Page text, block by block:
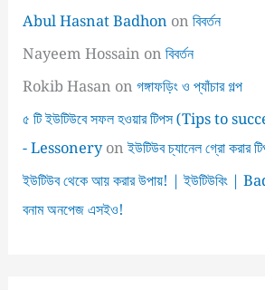
Abul Hasnat Badhon onবিবর্তন
Nayeem Hossain onবিবর্তন
Rokib Hasan onগঙ্গাফড়িং ও প্যাঁচার গল্প
৫ টি ইউটিউবে সফল হওয়ার টিপস (Tips to
- Lessoneryonইউটিউব চ্যানেল গ্রো করার
ইউটিউব থেকে আয় করার উপায়! | ইউটিউবিং |
বনাম অনপেজ এসইও!